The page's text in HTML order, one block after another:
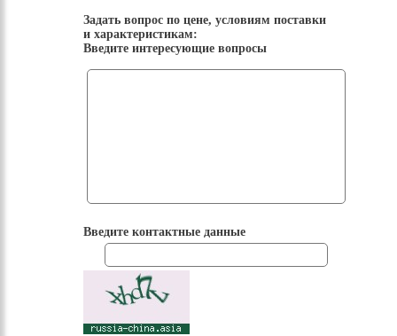
Задать вопрос по цене, условиям поставки
и характеристикам:
Введите интересующие вопросы
Введите контактные данные